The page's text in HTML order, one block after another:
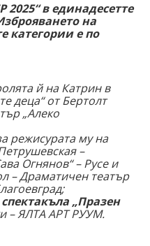
в единадесетте
на
категории е по
й на Катрин в
деца“ от Бертолт
„Алеко
режисурата му на
–
Огнянов“ – Русеи
– Драматичен театър
;
„Празен
– ЯЛТА АРТ РУУМ.